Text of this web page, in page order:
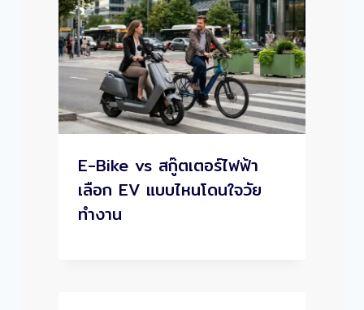
E-Bike vs สกู๊ตเตอร์ไฟฟ้า
เลือก EV แบบไหนโดนใจวัย
ทำงาน